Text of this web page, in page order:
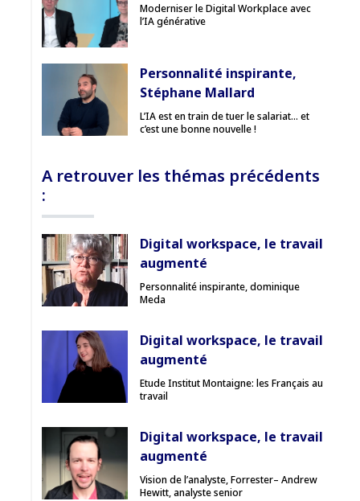
Moderniser le Digital Workplace avec
l’IA générative
Personnalité inspirante,
Stéphane Mallard
L’IA est en train de tuer le salariat… et
c’est une bonne nouvelle !
A retrouver les thémas précédents
:
Digital workspace, le travail
augmenté
Personnalité inspirante, dominique
Meda
Digital workspace, le travail
augmenté
Etude Institut Montaigne: les Français au
travail
Digital workspace, le travail
augmenté
Vision de l’analyste, Forrester– Andrew
Hewitt, analyste senior